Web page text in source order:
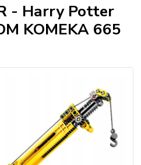
- Harry Potter
KOMEKA 665